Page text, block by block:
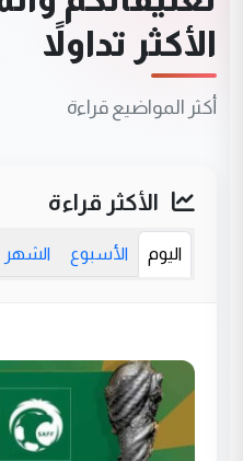
الأكثر تداولاً
أكثر المواضيع قراءة
الأكثر قراءة
اليوم الأسبوع الشهر